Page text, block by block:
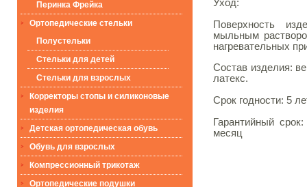
Перинка Фрейка
Ортопедические стельки
Полустельки
Стельки для детей
Стельки для взрослых
Корректоры стопы и силиконовые
изделия
Детская ортопедическая обувь
Обувь для взрослых
Компрессионный трикотаж
Ортопедические подушки
Уход:
Поверхность
мыльным
нагревательных
Состав изделия:
латекс.
Срок годности: 5
Гарантийный
месяц